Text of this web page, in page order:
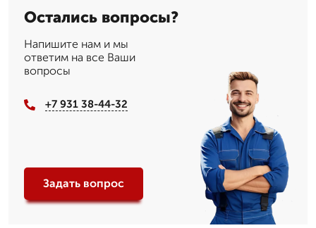
Остались вопросы?
Напишите нам и мы
ответим на все Ваши
вопросы
+7 931 38-44-32
Задать вопрос